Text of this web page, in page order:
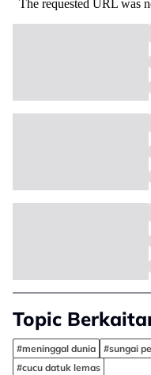
Topic
#meninggal dunia #sungai
#cucu datuk lemas